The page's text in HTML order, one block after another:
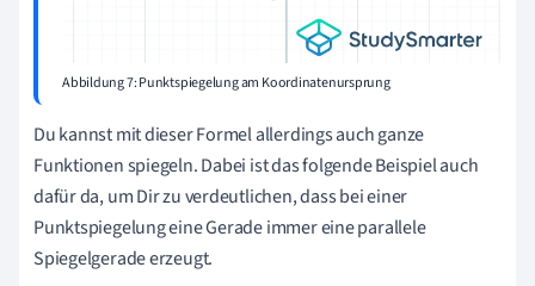
Abbildung 7: Punktspiegelung am Koordinatenursprung
Du kannst mit dieser Formel allerdings auch ganze
Funktionen spiegeln. Dabei ist das folgende Beispiel auch
dafür da, um Dir zu verdeutlichen, dass bei einer
Punktspiegelung eine Gerade immer eine parallele
Spiegelgerade erzeugt.